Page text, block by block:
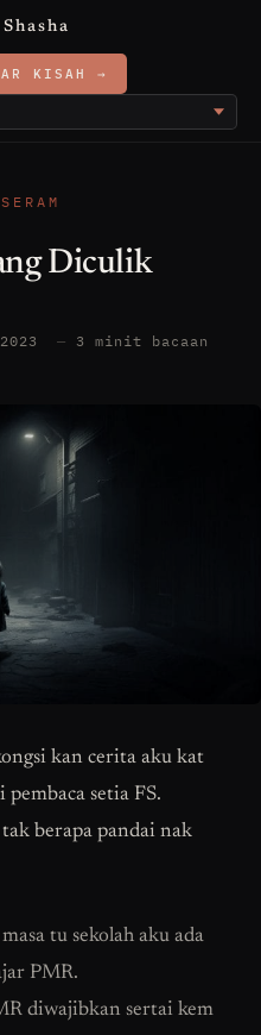
KISAH →
Diculik
— 3 minit bacaan
kan cerita aku kat
setia FS.
berapa pandai nak
tu sekolah aku ada
PMR.
diwajibkan sertai kem